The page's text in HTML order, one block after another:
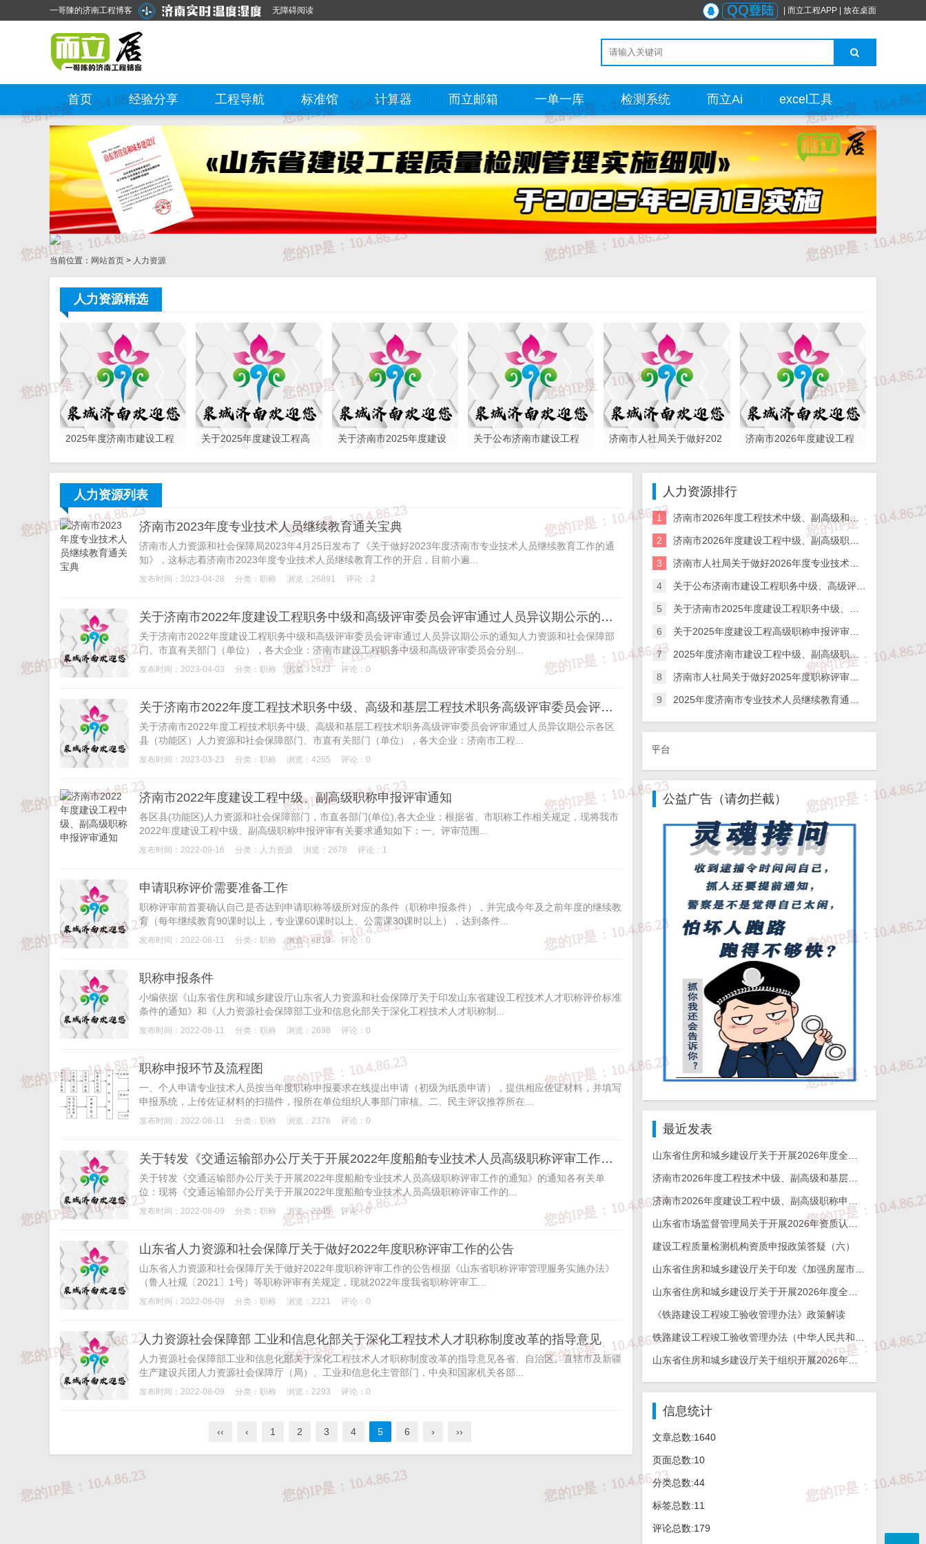
而立工程APP 放在桌面
一哥陳的济南工程博客 无障碍阅读
首页 经验分享 工程导航 标准馆 计算器 而立邮箱 一单一库 检测系统 而立Ai excel工具
当前位置： 网站首页 > 人力资源
人力资源精选
2025年度济南市建设工程
关于2025年度建设工程高
关于济南市2025年度建设
关于公布济南市建设工程
济南市人社局关于做好202
济南市2026年度建设工程
人力资源列表
济南市2023年度专业技术人员继续教育通关宝典
济南市人力资源和社会保障局2023年4月25日发布了《关于做好2023年度济南市专业技术人员继续教育工作的通
知》，这标志着济南市2023年度专业技术人员继续教育工作的开启，目前小遍...
发布时间：2023-04-28 分类： 职称 浏览：26891 评论：2
关于济南市2022年度建设工程职务中级和高级评审委员会评审通过人员异议期公示的通知
关于济南市2022年度建设工程职务中级和高级评审委员会评审通过人员异议期公示的通知人力资源和社会保障部
门、市直有关部门（单位），各大企业：济南市建设工程职务中级和高级评审委员会分别...
发布时间：2023-04-03 分类： 职称 浏览：2423 评论：0
关于济南市2022年度工程技术职务中级、高级和基层工程技术职务高级评审委员会评审通过人员异议期公示
关于济南市2022年度工程技术职务中级、高级和基层工程技术职务高级评审委员会评审通过人员异议期公示各区
县（功能区）人力资源和社会保障部门、市直有关部门（单位），各大企业：济南市工程...
发布时间：2023-03-23 分类： 职称 浏览：4265 评论：0
济南市2022年度建设工程中级、副高级职称申报评审通知
各区县(功能区)人力资源和社会保障部门，市直各部门(单位),各大企业：根据省、市职称工作相关规定，现将我市
2022年度建设工程中级、副高级职称申报评审有关要求通知如下：一、评审范围...
发布时间：2022-09-16 分类： 人力资源 浏览：2678 评论：1
申请职称评价需要准备工作
职称评审前首要确认自己是否达到申请职称等级所对应的条件（职称申报条件），并完成今年及之前年度的继续教
育（每年继续教育90课时以上，专业课60课时以上、公需课30课时以上），达到条件...
发布时间：2022-08-11 分类： 职称 浏览：4819 评论：0
职称申报条件
小编依据《山东省住房和城乡建设厅山东省人力资源和社会保障厅关于印发山东省建设工程技术人才职称评价标准
条件的通知》和《人力资源社会保障部工业和信息化部关于深化工程技术人才职称制...
发布时间：2022-08-11 分类： 职称 浏览：2698 评论：0
职称申报环节及流程图
一、个人申请专业技术人员按当年度职称申报要求在线提出申请（初级为纸质申请），提供相应佐证材料，并填写
申报系统，上传佐证材料的扫描件，报所在单位组织人事部门审核。二、民主评议推荐所在...
发布时间：2022-08-11 分类： 职称 浏览：2376 评论：0
关于转发《交通运输部办公厅关于开展2022年度船舶专业技术人员高级职称评审工作的通知》的通知
关于转发《交通运输部办公厅关于开展2022年度船舶专业技术人员高级职称评审工作的通知》的通知各有关单
位：现将《交通运输部办公厅关于开展2022年度船舶专业技术人员高级职称评审工作的...
发布时间：2022-08-09 分类： 职称 浏览：2245 评论：0
山东省人力资源和社会保障厅关于做好2022年度职称评审工作的公告
山东省人力资源和社会保障厅关于做好2022年度职称评审工作的公告根据《山东省职称评审管理服务实施办法》
（鲁人社规〔2021〕1号）等职称评审有关规定，现就2022年度我省职称评审工...
发布时间：2022-08-09 分类： 职称 浏览：2221 评论：0
人力资源社会保障部 工业和信息化部关于深化工程技术人才职称制度改革的指导意见
人力资源社会保障部工业和信息化部关于深化工程技术人才职称制度改革的指导意见各省、自治区、直辖市及新疆
生产建设兵团人力资源社会保障厅（局）、工业和信息化主管部门，中央和国家机关各部...
发布时间：2022-08-09 分类： 职称 浏览：2293 评论：0
‹‹ ‹ 1 2 3 4 5 6 › ››
人力资源排行
1 济南市2026年度工程技术中级、副高级和基层工程技术高级职称申报评审的通知
2 济南市2026年度建设工程中级、副高级职称申报评审通知
3 济南市人社局关于做好2026年度专业技术人员继续教育有关工作的通知
4 关于公布济南市建设工程职务中级、高级评审委员会2025年度评审结果的通知
5 关于济南市2025年度建设工程职务中级、高级评审委员会评审通过人员 异议期公示的通知
6 关于2025年度建设工程高级职称申报评审工作的通知
7 2025年度济南市建设工程中级、副高级职称申报评审通知
8 济南市人社局关于做好2025年度职称评审工作的公告
9 2025年度济南市专业技术人员继续教育通关宝典
公益广告（请勿拦截）
最近发表
济南市2026年度工程技术中级、副高级和基层工程技术高级职称申报评审的通知
建设工程质量检测机构资质申报政策答疑（六）
山东省住房和城乡建设厅关于印发《加强房屋市政工程勘察全链条管理实施方案》的通知
《铁路建设工程竣工验收管理办法》政策解读
山东省住房和城乡建设厅关于组织开展2026年度山东省工程建设泰山杯奖申报工作的通知
信息统计
文章总数:1640
页面总数:10
分类总数:44
标签总数:11
评论总数:179